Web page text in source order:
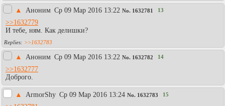
▲ Аноним Ср 09 Мар 2016 13:22 No. 1632781 13
>>1632779
И тебе, ням. Как делишки?
>>1632783
▲ Аноним Ср 09 Мар 2016 13:22 No. 1632782 14
>>1632777
Доброго.
▲ АrmоrShy Ср 09 Мар 2016 13:24 No. 1632783 15